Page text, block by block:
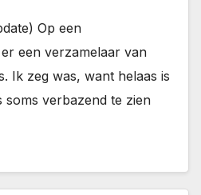
Op een
een verzamelaar van
Ik zeg was, want helaas is
soms verbazend te zien